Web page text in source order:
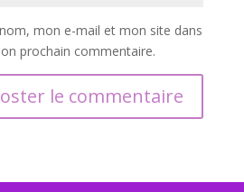
mon e-mail et mon site dans
prochain commentaire.